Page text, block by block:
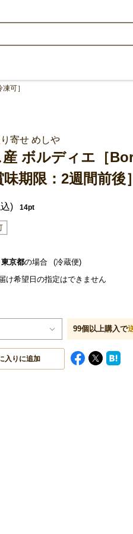
可］
寄せ めしや
ボルディエ［
期限：2週間前後
) 14pt
東京都の場合
(冷蔵便)
け希望日の指定はできません
99個以上購入で
入りに追加